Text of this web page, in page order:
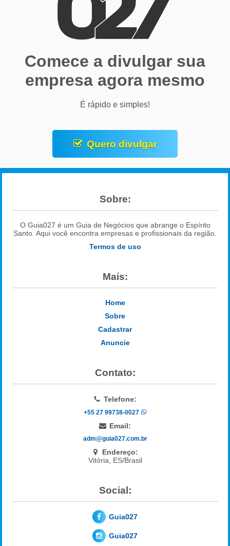
Comece a divulgar sua
empresa agora mesmo
É rápido e simples!
Quero divulgar
Sobre:
O Guia027 é um Guia de Negócios que abrange o Espírito
Santo. Aqui você encontra empresas e profissionais da região.
Termos de uso
Mais:
Home
Sobre
Cadastrar
Anuncie
Contato:
Telefone:
+55 27 99738-0027
Email:
adm@guia027.com.br
Endereço:
Vitória, ES/Brasil
Social:
Guia027
Guia027